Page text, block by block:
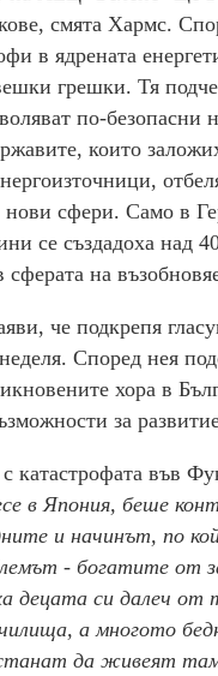
смята Хармс.
в ядрената
грешки. Тя
по-безопасни
които
нови сфери. Само в
се създадоха над
сферата на
че подкрепя
Според нея
хора в
за
катастрофата във
в Япония, беше
и начинът, по
- богатите от
децата си далеч от
а многото
да живеят